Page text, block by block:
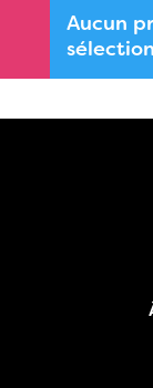
Aucun